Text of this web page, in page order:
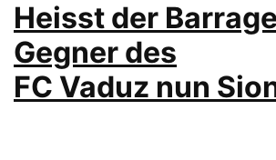
Heisst der
Gegner des
FC Vaduz nun